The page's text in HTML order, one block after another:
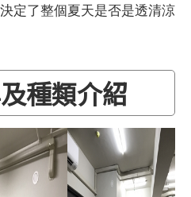
定了整個夏天是否是透清涼
種類介紹